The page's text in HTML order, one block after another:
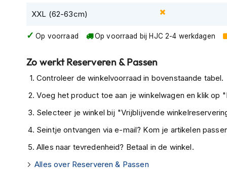
Motorbroeken
Heren
motorbroeken
Dames
motorbroeken
Waterdichte
XXL (62-63cm)
Op voorraad Op voorraad bij HJC 2-4 werkdagen
Zo werkt Reserveren & Passen
Controleer de winkelvoorraad in bovenstaande tabel.
Voeg het product toe aan je winkelwagen en klik op
Selecteer je winkel bij "Vrijblijvende
Seintje ontvangen via e-mail? Kom je artikelen
Alles naar tevredenheid? Betaal in de winkel.
Alles over Reserveren & Passen